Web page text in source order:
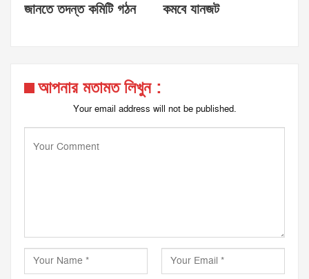
জানতে তদন্ত কমিটি গঠন
কমবে যানজট
আপনার মতামত লিখুন :
Your email address will not be published.